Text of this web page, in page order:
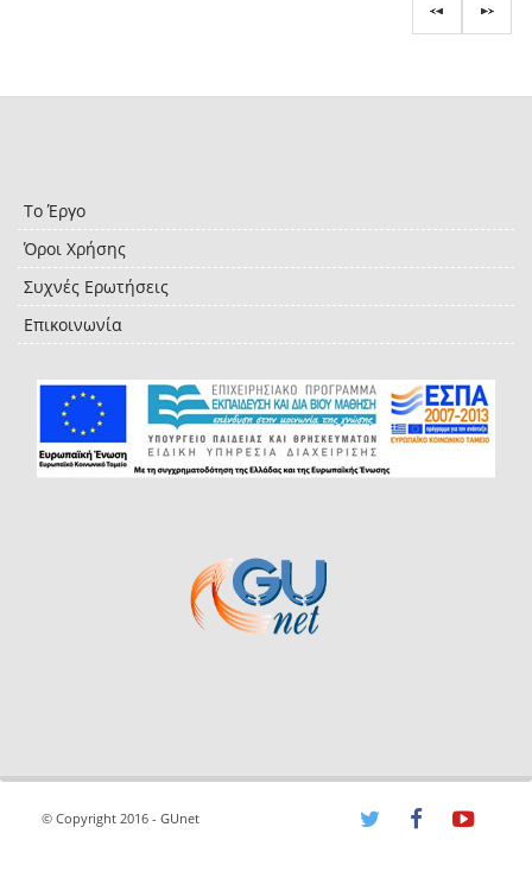
Το Έργο
Όροι Χρήσης
Συχνές Ερωτήσεις
Επικοινωνία
© Copyright 2016 - GUnet